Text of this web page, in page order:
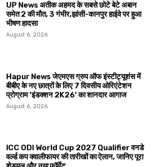
UP News अतीक अहमद के सबसे छोटे बेटे अबान
समेत 2 की मौत, 3 गंभीर,झांसी-कानपुर हाईवे पर हुआ
भीषण हादसा
August 6, 2026
Hapur News जेएमएस ग्रुप ऑफ इंस्टीट्यूशंस में
बीबीए के नए छात्रों के लिए 7 दिवसीय ओरिएंटेशन
प्रोग्राम ‘इंडक्शन 2K26’ का शानदार आगाज
August 6, 2026
ICC ODI World Cup 2027 Qualifier वनडे
वर्ल्ड कप क्वालीफायर की तारीखों का ऐलान, जानिए पूरा